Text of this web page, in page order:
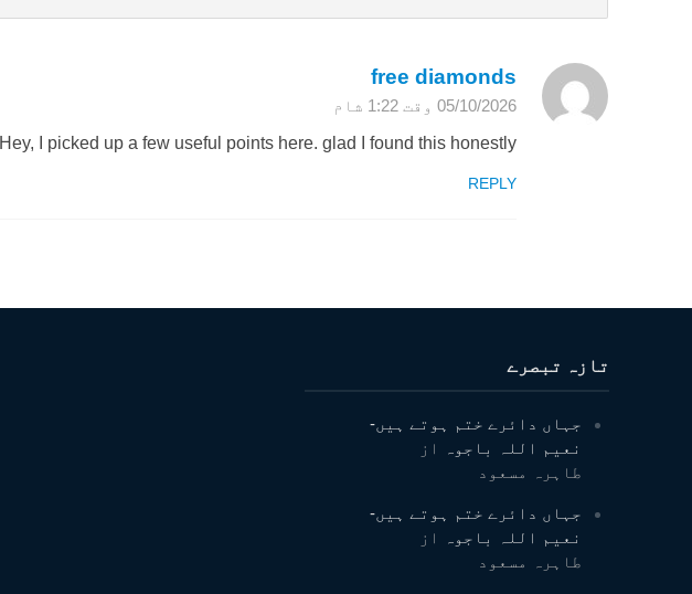
free diamonds
05/10/2026 وقت 1:22 شام
Hey, I picked up a few useful points here. glad I found this honestly.
REPLY
تازہ تبصرے
جہاں دائرے ختم ہوتے ہیں-
نعیم اللہ باجوہ
از
طاہرہ مسعود
جہاں دائرے ختم ہوتے ہیں-
نعیم اللہ باجوہ
از
طاہرہ مسعود